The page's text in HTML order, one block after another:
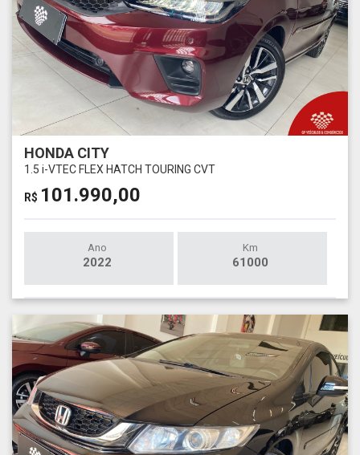
HONDA CITY
1.5 i-VTEC FLEX HATCH TOURING CVT
R$ 101.990,00
Ano
2022
Km
61000